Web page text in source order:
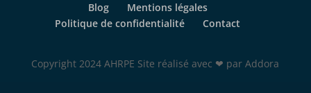
Blog
Mentions légales
Politique de confidentialité
Contact
Copyright 2024 AHRPE Site réalisé avec ❤ par Addora